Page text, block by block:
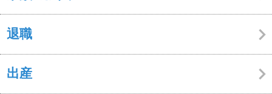
お勧めコンテンツ